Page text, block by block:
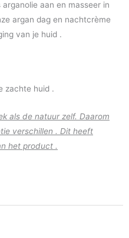
aan en masseer in
argan dag en nachtcrème
van je huid .
zachte huid .
als de natuur zelf. Daarom
verschillen . Dit heeft
het product .